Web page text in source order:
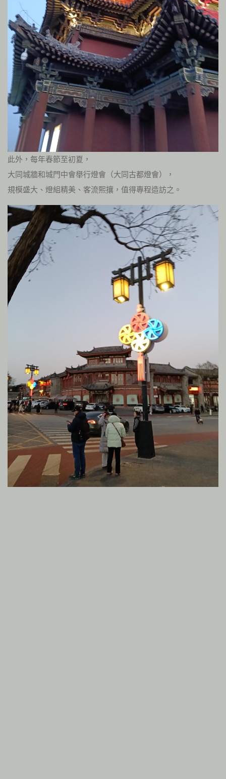
此外，每年春節至初夏，
大同城牆和城門中會舉行燈會（大同古都燈會），
規模盛大、燈組精美、客流熙攘，值得專程造訪之。